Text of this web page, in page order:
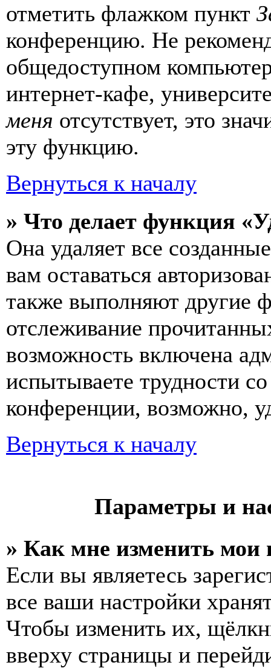
отметить флажком пункт
конференцию. Не
общедоступном
интернет-кафе,
меня отсутствует, это
эту функцию.
Вернуться к началу
» Что делает функция
Она удаляет все
вам оставаться
также выполняют другие
отслеживание
возможность включена
испытываете трудности
конференции, возможно,
Вернуться к началу
Параметры и
» Как мне изменить мои
Если вы являетесь
все ваши настройки
Чтобы изменить их,
вверху страницы и